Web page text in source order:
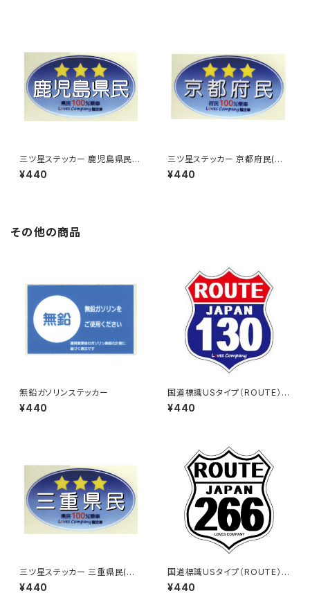
三ツ星ステッカー 鹿児島県民
(ブルー)
¥440
三ツ星ステッカー 京都府民(ブ
ルー)
¥440
その他の商品
無鉛ガソリンステッカー
¥440
国道標識USタイプ（ROUTE）ス
テッカー 130号線
¥440
三ツ星ステッカー 三重県民(ブ
ルー)
¥440
国道標識USタイプ（ROUTE）ス
テッカー 266号線（ホワイト）
¥440